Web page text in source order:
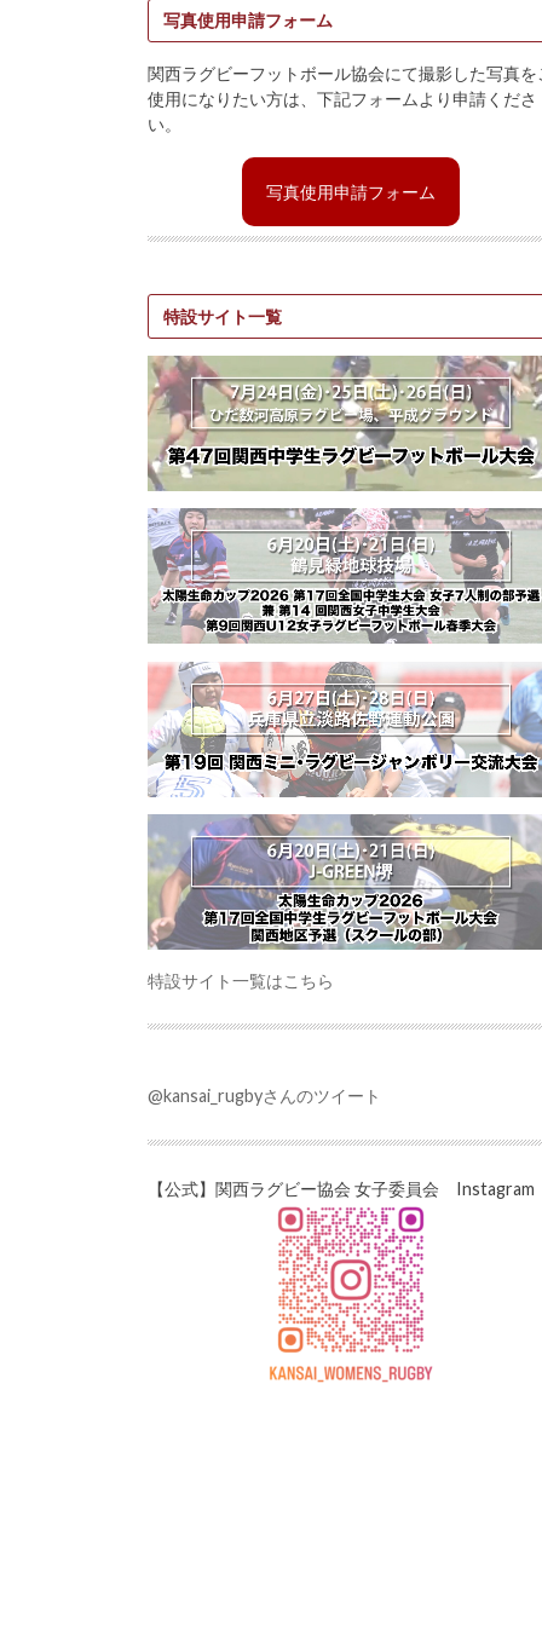
写真使用申請フォーム
関西ラグビーフットボール協会にて撮影した写真を
使用になりたい方は、下記フォームより申請くださ
い。
写真使用申請フォーム
特設サイト一覧
特設サイト一覧はこちら
@kansai_rugbyさんのツイート
【公式】関西ラグビー協会 女子委員会 Instagram